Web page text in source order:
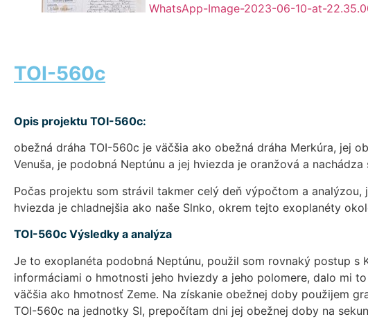
WhatsApp-Image-2023-06-10-at-
TOI-560c
Opis projektu TOI-560c:
obežná dráha TOI-560c je väčšia ako obežná dráha Merkúra, jej
Venuša, je podobná Neptúnu a jej hviezda je oranžová a nachádza
Počas projektu som strávil takmer celý deň výpočtom a
hviezda je chladnejšia ako naše Slnko, okrem tejto exoplanéty
TOI-560c Výsledky a analýza
Je to exoplanéta podobná Neptúnu, použil som rovnaký postup s
informáciami o hmotnosti jeho hviezdy a jeho polomere, dalo mi
väčšia ako hmotnosť Zeme. Na získanie obežnej doby použijem
TOI-560c na jednotky SI, prepočítam dni jej obežnej doby na